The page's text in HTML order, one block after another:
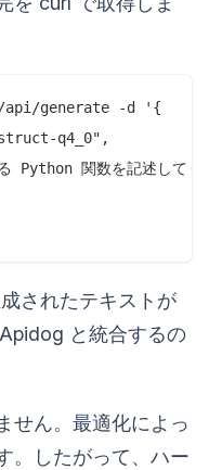
generate -d '{
q4_0",
Python 関数を記述してく
されたテキストが
と統合するの
せん。最適化によっ
。したがって、ハー